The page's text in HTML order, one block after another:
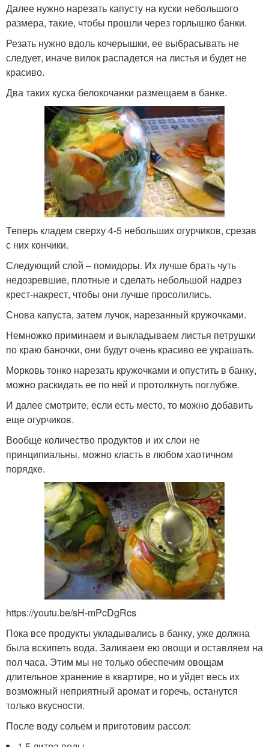
Далее нужно нарезать капусту на куски небольшого
размера, такие, чтобы прошли через горлышко банки.
Резать нужно вдоль кочерышки, ее выбрасывать не
следует, иначе вилок распадется на листья и будет не
красиво.
Два таких куска белокочанки размещаем в банке.
Теперь кладем сверху 4-5 небольших огурчиков, срезав
с них кончики.
Следующий слой – помидоры. Их лучше брать чуть
недозревшие, плотные и сделать небольшой надрез
крест-накрест, чтобы они лучше просолились.
Снова капуста, затем лучок, нарезанный кружочками.
Немножко приминаем и выкладываем листья петрушки
по краю баночки, они будут очень красиво ее украшать.
Морковь тонко нарезать кружочками и опустить в банку,
можно раскидать ее по ней и протолкнуть поглубже.
И далее смотрите, если есть место, то можно добавить
еще огурчиков.
Вообще количество продуктов и их слои не
принципиальны, можно класть в любом хаотичном
порядке.
https://youtu.be/sH-mPcDgRcs
Пока все продукты укладывались в банку, уже должна
была вскипеть вода. Заливаем ею овощи и оставляем на
пол часа. Этим мы не только обеспечим овощам
длительное хранение в квартире, но и уйдет весь их
возможный неприятный аромат и горечь, останутся
только вкусности.
После воду сольем и приготовим рассол: